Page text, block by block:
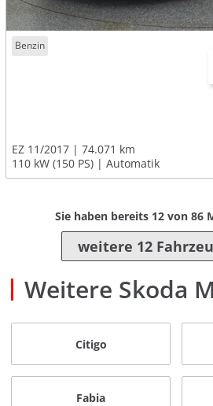
Benzin
EZ 11/2017
74.071 km
110 kW (150 PS)
Automatik
Sie haben bereits 12von 86
weitere 12
Weitere Skoda
Citigo
Fabia